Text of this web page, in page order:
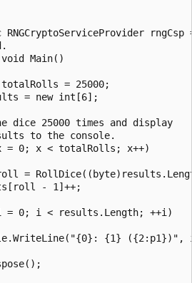
RNGCryptoServiceProvider rngCsp
Main()
= 25000;
= new int[6];
dice 25000 times and display
to the console.
= 0; x < totalRolls; x++)
=
- 1]++;
= 0; i < results.Length; ++i)
{1}